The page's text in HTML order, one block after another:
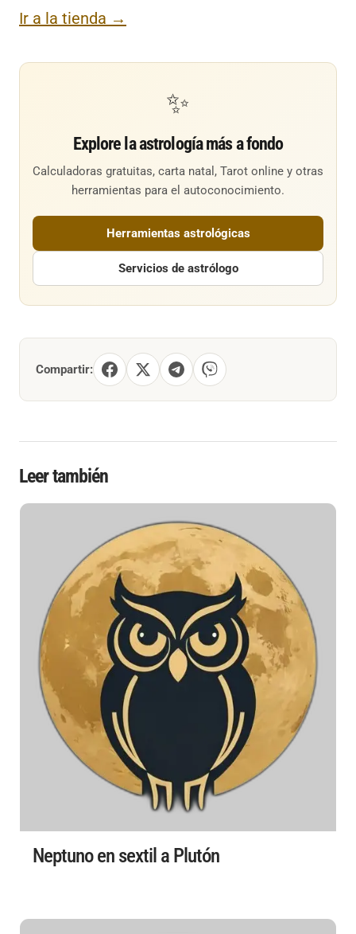
Ir a la tienda →
✨
Explore la astrología más a fondo
Calculadoras gratuitas, carta natal, Tarot online y otras
herramientas para el autoconocimiento.
Herramientas astrológicas
Servicios de astrólogo
Compartir:
Leer también
Neptuno en sextil a Plutón